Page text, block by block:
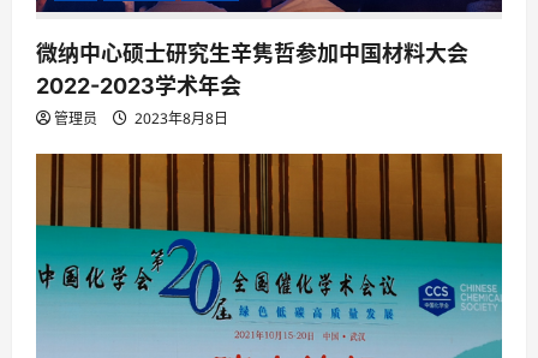
微纳中心硕士研究生辛隽哲参加中国材料大会
2022-2023学术年会
管理员 2023年8月8日